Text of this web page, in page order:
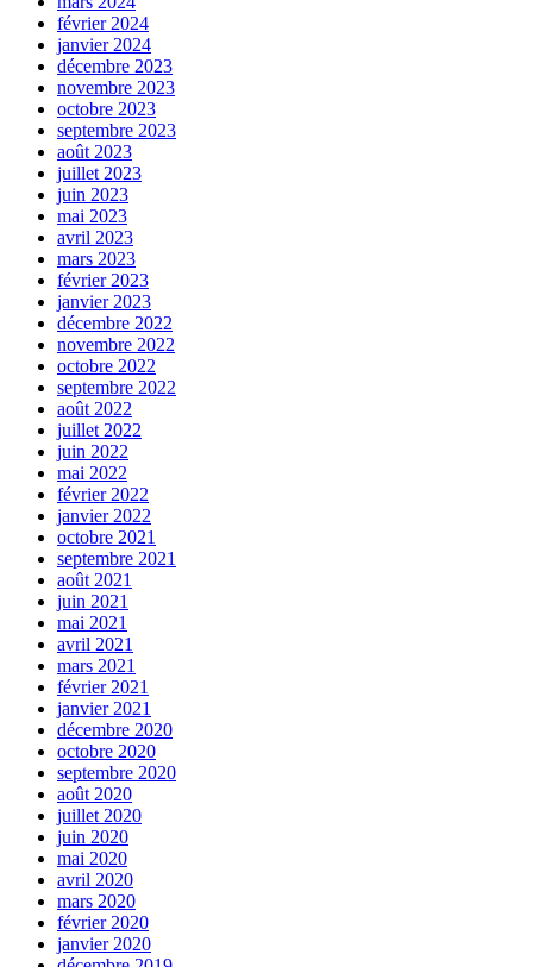
février 2024
janvier 2024
décembre 2023
novembre 2023
octobre 2023
septembre 2023
août 2023
juillet 2023
juin 2023
mai 2023
avril 2023
mars 2023
février 2023
janvier 2023
décembre 2022
novembre 2022
octobre 2022
septembre 2022
août 2022
juillet 2022
juin 2022
mai 2022
février 2022
janvier 2022
octobre 2021
septembre 2021
août 2021
juin 2021
mai 2021
avril 2021
mars 2021
février 2021
janvier 2021
décembre 2020
octobre 2020
septembre 2020
août 2020
juillet 2020
juin 2020
mai 2020
avril 2020
mars 2020
février 2020
janvier 2020